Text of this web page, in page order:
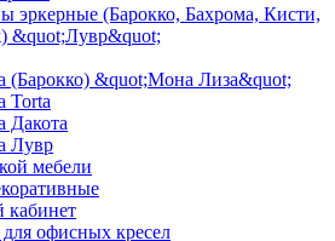
эркерные (Барокко, Бахрома, Кисти,
&quot;Лувр&quot;
(Барокко) &quot;Мона Лиза&quot;
Torta
Дакота
Лувр
мебели
офисных кресел